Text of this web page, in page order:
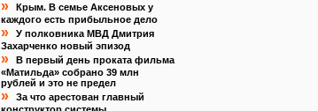
»
Крым. В семье Аксеновых у
каждого есть прибыльное дело
»
У полковника МВД Дмитрия
Захарченко новый эпизод
»
В первый день проката фильма
«Матильда» собрано 39 млн
рублей и это не предел
»
За что арестован главный